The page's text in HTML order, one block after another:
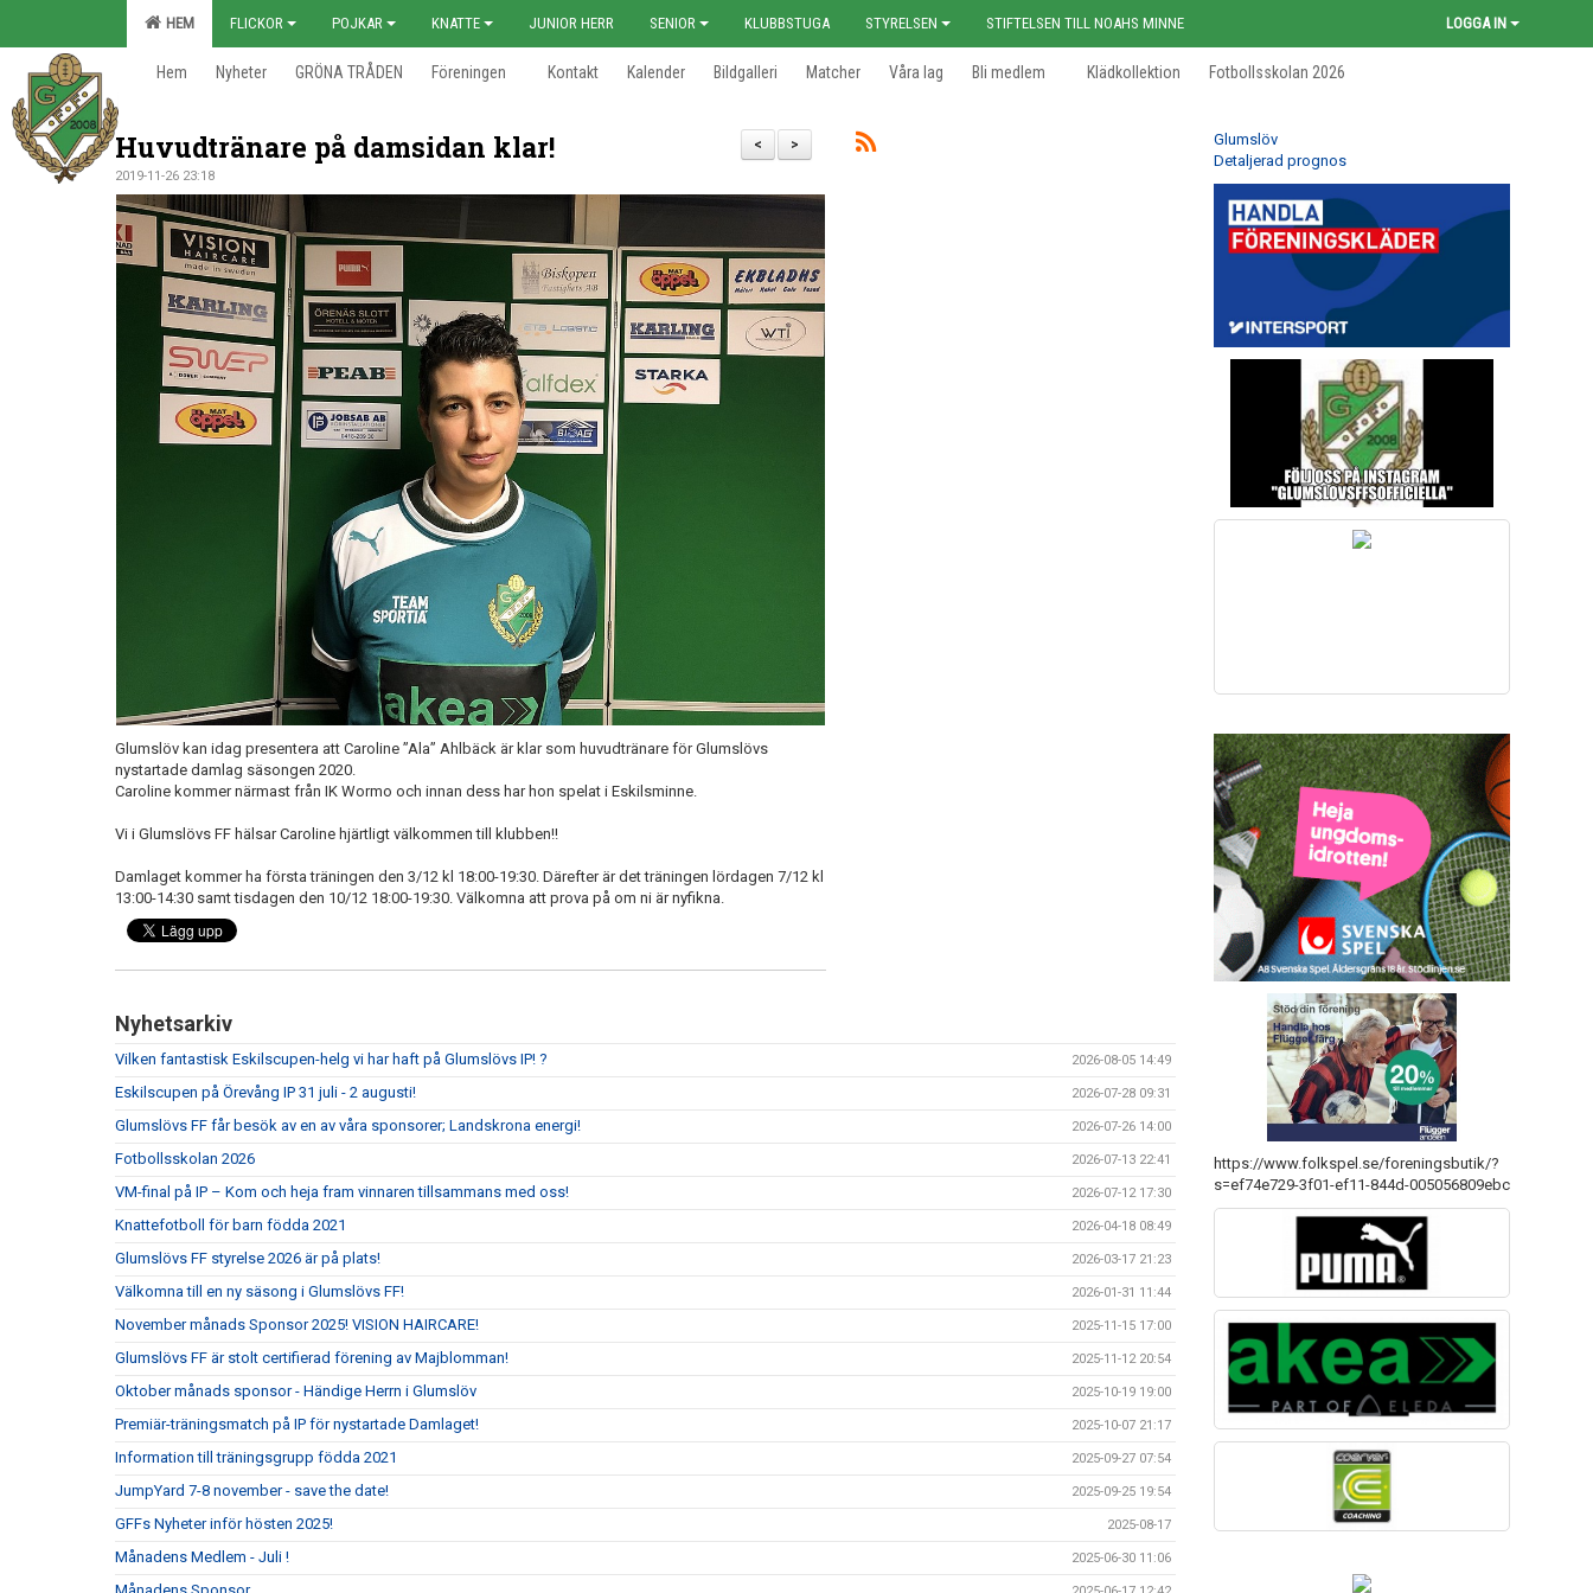
HEM FLICKOR POJKAR KNATTE JUNIOR HERR SENIOR KLUBBSTUGA STYRELSEN STIFTELSEN TILL NOAHS MINNE LOGGA IN
Hem Nyheter GRÖNA TRÅDEN Föreningen Kontakt Kalender Bildgalleri Matcher Våra lag Bli medlem Klädkollektion Fotbollsskolan 2026
>
<
Huvudtränare på damsidan klar!
2019-11-26 23:18
Glumslöv kan idag presentera att Caroline ”Ala” Ahlbäck är klar som huvudtränare för Glumslövs
nystartade damlag säsongen 2020.
Caroline kommer närmast från IK Wormo och innan dess har hon spelat i Eskilsminne.
Vi i Glumslövs FF hälsar Caroline hjärtligt välkommen till klubben!!
Damlaget kommer ha första träningen den 3/12 kl 18:00-19:30. Därefter är det träningen lördagen 7/12 kl
13:00-14:30 samt tisdagen den 10/12 18:00-19:30. Välkomna att prova på om ni är nyfikna.
Nyhetsarkiv
Vilken fantastisk Eskilscupen-helg vi har haft på Glumslövs IP! ? 2026-08-05 14:49
Eskilscupen på Örevång IP 31 juli - 2 augusti! 2026-07-28 09:31
Glumslövs FF får besök av en av våra sponsorer; Landskrona energi! 2026-07-26 14:00
Fotbollsskolan 2026 2026-07-13 22:41
VM-final på IP – Kom och heja fram vinnaren tillsammans med oss! 2026-07-12 17:30
Knattefotboll för barn födda 2021 2026-04-18 08:49
Glumslövs FF styrelse 2026 är på plats! 2026-03-17 21:23
Välkomna till en ny säsong i Glumslövs FF! 2026-01-31 11:44
November månads Sponsor 2025! VISION HAIRCARE! 2025-11-15 17:00
Glumslövs FF är stolt certifierad förening av Majblomman! 2025-11-12 20:54
Oktober månads sponsor - Händige Herrn i Glumslöv 2025-10-19 19:00
Premiär-träningsmatch på IP för nystartade Damlaget! 2025-10-07 21:17
Information till träningsgrupp födda 2021 2025-09-27 07:54
JumpYard 7-8 november - save the date! 2025-09-25 19:54
GFFs Nyheter inför hösten 2025! 2025-08-17
Månadens Medlem - Juli ! 2025-06-30 11:06
Glumslöv
Detaljerad prognos
https://www.folkspel.se/foreningsbutik/?
s=ef74e729-3f01-ef11-844d-005056809ebc